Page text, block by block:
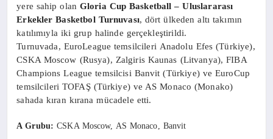
yere sahip olan Gloria Cup Basketball – Uluslararası
Erkekler Basketbol Turnuvası, dört ülkeden altı takımın
katılımıyla iki grup halinde gerçekleştirildi.
Turnuvada, EuroLeague temsilcileri Anadolu Efes (Türkiye),
CSKA Moscow (Rusya), Zalgiris Kaunas (Litvanya), FIBA
Champions League temsilcisi Banvit (Türkiye) ve EuroCup
temsilcileri TOFAŞ (Türkiye) ve AS Monaco (Monako)
sahada kıran kırana mücadele etti.
A Grubu:CSKA Moscow, AS Monaco, Banvit